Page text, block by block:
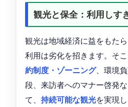
観光と保全：利用しす
観光は地域経済に益をもた
利用は劣化を招きます。そこ
約制度・ゾーニング、環境
段、来訪者へのマナー啓発
て、 持続可能な観光を実現